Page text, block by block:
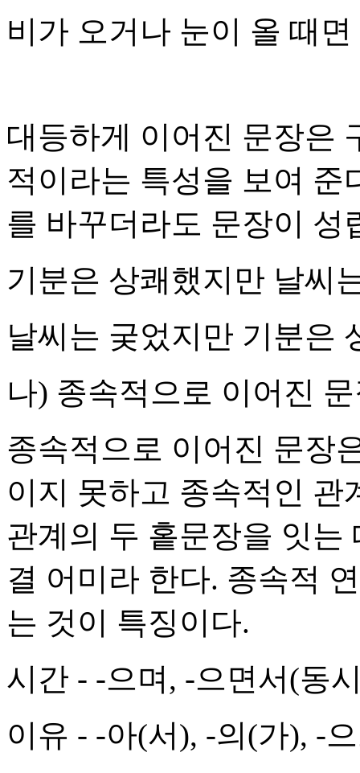
비가 오거나 눈이 올 때
대등하게 이어진 문장은
적이라는 특성을 보여 준
를 바꾸더라도 문장이 성
기분은 상쾌했지만 날씨
날씨는 궂었지만 기분은
나) 종속적으로 이어진
종속적으로 이어진 문장
이지 못하고 종속적인 관
관계의 두 홑문장을 잇는
결 어미라 한다. 종속적
는 것이 특징이다.
시간 - -으며, -으면서(동
이유 - -아(서), -의(가), -